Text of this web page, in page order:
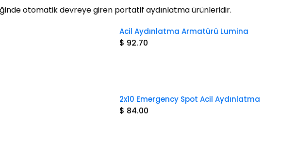
otomatik devreye giren portatif aydınlatma ürünleridir.
Acil Aydınlatma Armatürü Lumina
$ 92.70
2x10 Emergency Spot Acil Aydınlatma
$ 84.00